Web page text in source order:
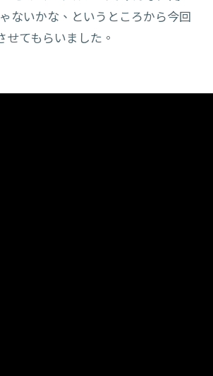
ないかな 、 というところから今回
せてもらいました。